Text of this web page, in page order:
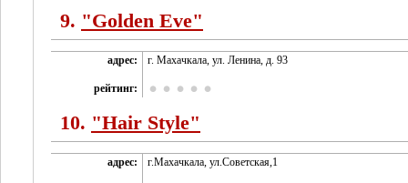
9. "Golden Eve"
адрес: г. Махачкала, ул. Ленина, д. 93
рейтинг:
10. "Hair Style"
адрес: г.Махачкала, ул.Советская,1